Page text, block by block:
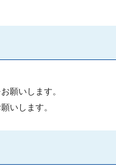
願いします。
いします。